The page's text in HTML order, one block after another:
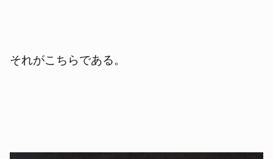
それがこちらである。